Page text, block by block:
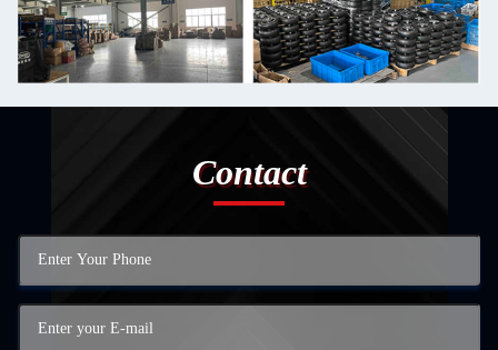
Contact